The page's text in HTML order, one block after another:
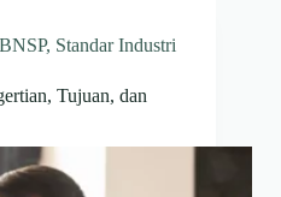
, Standar Industri
Tujuan, dan